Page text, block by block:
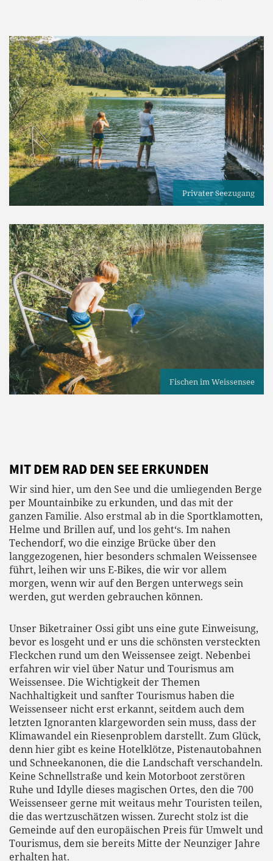
Privater Seezugang
Fischen im Weissensee
MIT DEM RAD DEN SEE ERKUNDEN
Wir sind hier, um den See und die umliegenden Berge
per Mountainbike zu erkunden, und das mit der
ganzen Familie. Also erstmal ab in die Sportklamotten,
Helme und Brillen auf, und los geht‘s. Im nahen
Techendorf, wo die einzige Brücke über den
langgezogenen, hier besonders schmalen Weissensee
führt, leihen wir uns E-Bikes, die wir vor allem
morgen, wenn wir auf den Bergen unterwegs sein
werden, gut werden gebrauchen können.
Unser Biketrainer Ossi gibt uns eine gute Einweisung,
bevor es losgeht und er uns die schönsten versteckten
Fleckchen rund um den Weissensee zeigt. Nebenbei
erfahren wir viel über Natur und Tourismus am
Weissensee. Die Wichtigkeit der Themen
Nachhaltigkeit und sanfter Tourismus haben die
Weissenseer nicht erst erkannt, seitdem auch dem
letzten Ignoranten klargeworden sein muss, dass der
Klimawandel ein Riesenproblem darstellt. Zum Glück,
denn hier gibt es keine Hotelklötze, Pistenautobahnen
und Schneekanonen, die die Landschaft verschandeln.
Keine Schnellstraße und kein Motorboot zerstören
Ruhe und Idylle dieses magischen Ortes, den die 700
Weissenseer gerne mit weitaus mehr Touristen teilen,
die das wertzuschätzen wissen. Zurecht stolz ist die
Gemeinde auf den europäischen Preis für Umwelt und
Tourismus, dem sie bereits Mitte der Neunziger Jahre
erhalten hat.